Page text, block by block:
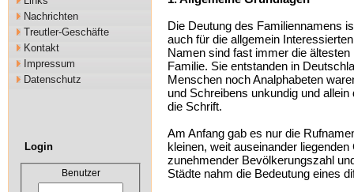
Nachrichten
Treutler-Geschäfte
Kontakt
Impressum
Datenschutz
Login
Benutzer
Die Deutung des Familiennamens
auch für die allgemein
Namen sind fast immer die
Familie. Sie entstanden in
Menschen noch Analphabeten
und Schreibens unkundig und
die Schrift.
Am Anfang gab es nur die
kleinen, weit auseinander
zunehmender Bevölkerungszahl
Städte nahm die Bedeutung eines